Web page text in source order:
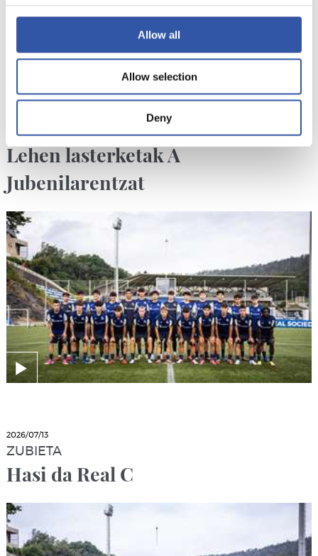
Allow all
Allow selection
Deny
ZUBIETA
Lehen lasterketak A
Jubenilarentzat
2026/07/13
ZUBIETA
Hasi da Real C